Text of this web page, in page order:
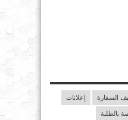
السفارة إعلانات
بالطلبة